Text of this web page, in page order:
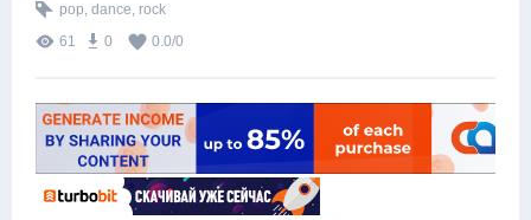
pop, dance, rock
61
0 0.0/0